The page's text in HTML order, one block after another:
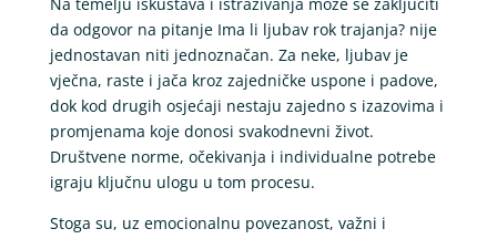
da odgovor na pitanje Ima li ljubav rok trajanja? nije
jednostavan niti jednoznačan. Za neke, ljubav je
vječna, raste i jača kroz zajedničke uspone i padove,
dok kod drugih osjećaji nestaju zajedno s izazovima i
promjenama koje donosi svakodnevni život.
Društvene norme, očekivanja i individualne potrebe
igraju ključnu ulogu u tom procesu.
Stoga su, uz emocionalnu povezanost, važni i